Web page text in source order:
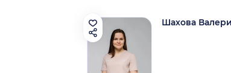
Шахова